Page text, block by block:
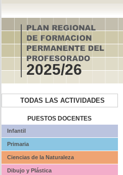
2025/26
TODAS LAS ACTIVIDADES
PUESTOS DOCENTES
Infantil
Primaria
Ciencias de la Naturaleza
Dibujo y Plástica